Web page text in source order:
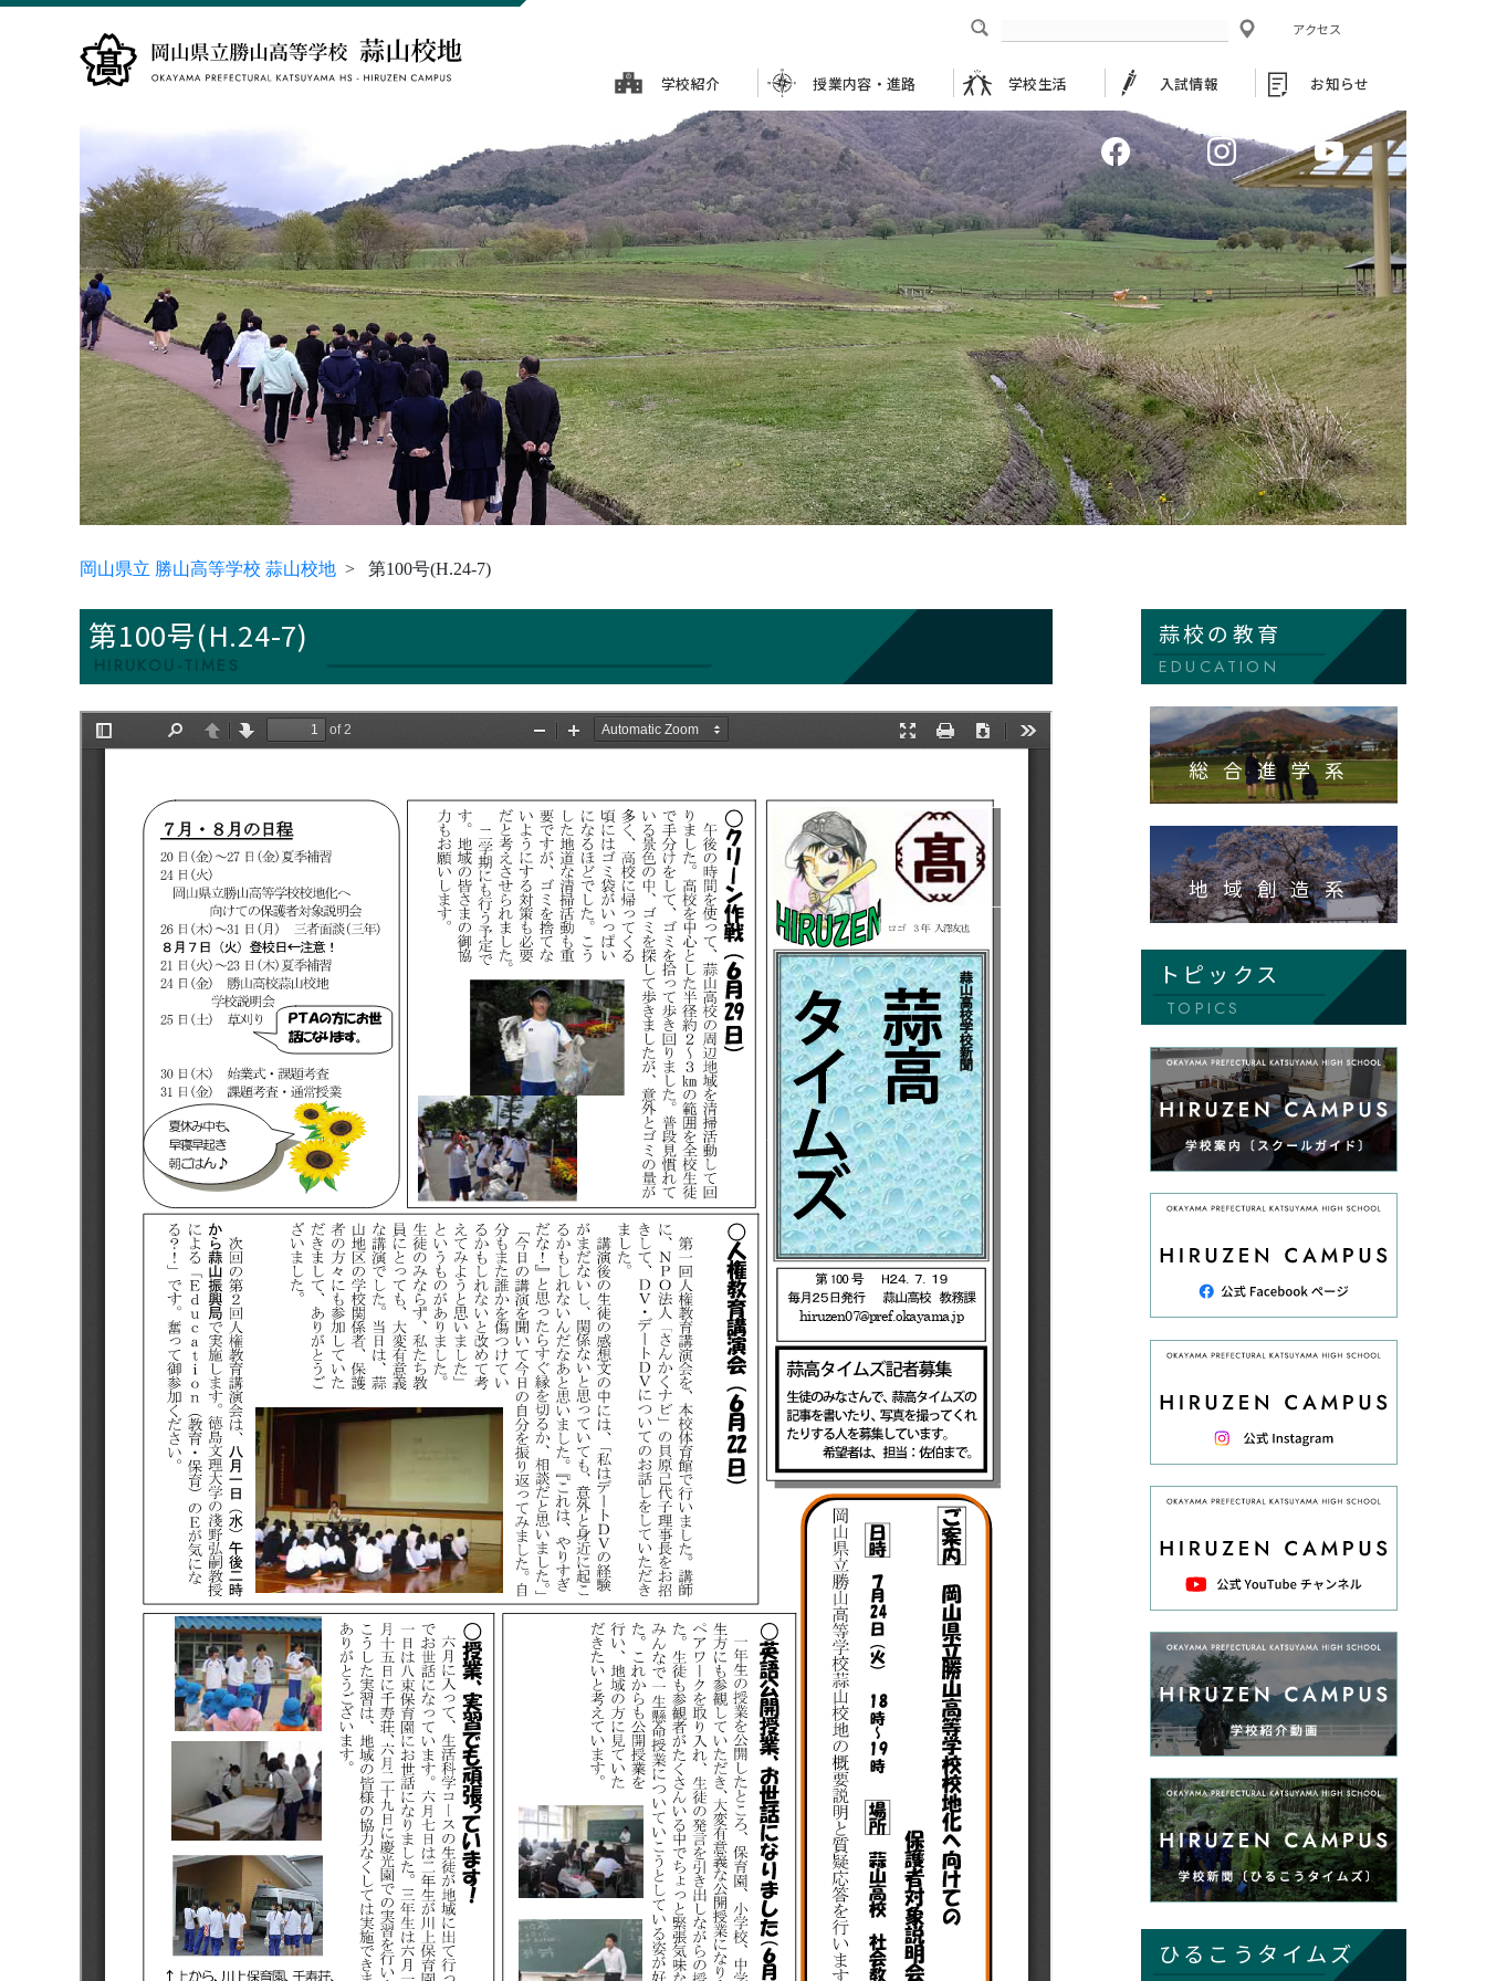
アクセス
学校紹介 授業内容・進路 学校生活 入試情報 お知らせ
岡山県立 勝山高等学校 蒜山校地 第100号(H.24-7)
第100号(H.24-7)
HIRUKOU-TIMES
蒜校の教育
EDUCATION
総合進学系
地域創造系
トピックス
TOPICS
ひるこうタイムズ